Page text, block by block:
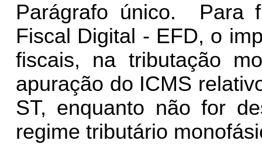
Parágrafo único. Para
Fiscal Digital - EFD, o
fiscais, na tributação
apuração do ICMS
ST, enquanto não for
regime tributário